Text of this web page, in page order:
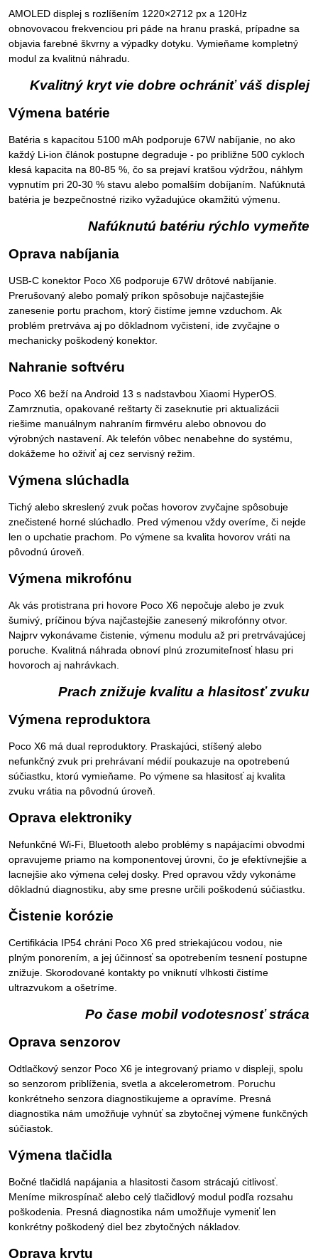
AMOLED displej s rozlíšením 1220×2712 px a 120Hz
obnovovacou frekvenciou pri páde na hranu praská, prípadne sa
objavia farebné škvrny a výpadky dotyku. Vymieňame kompletný
modul za kvalitnú náhradu.
Kvalitný kryt vie dobre ochrániť váš displej
Výmena batérie
Batéria s kapacitou 5100 mAh podporuje 67W nabíjanie, no ako
každý Li-ion článok postupne degraduje - po približne 500 cykloch
klesá kapacita na 80-85 %, čo sa prejaví kratšou výdržou, náhlym
vypnutím pri 20-30 % stavu alebo pomalším dobíjaním. Nafúknutá
batéria je bezpečnostné riziko vyžadujúce okamžitú výmenu.
Nafúknutú batériu rýchlo vymeňte
Oprava nabíjania
USB-C konektor Poco X6 podporuje 67W drôtové nabíjanie.
Prerušovaný alebo pomalý príkon spôsobuje najčastejšie
zanesenie portu prachom, ktorý čistíme jemne vzduchom. Ak
problém pretrváva aj po dôkladnom vyčistení, ide zvyčajne o
mechanicky poškodený konektor.
Nahranie softvéru
Poco X6 beží na Android 13 s nadstavbou Xiaomi HyperOS.
Zamrznutia, opakované reštarty či zaseknutie pri aktualizácii
riešime manuálnym nahraním firmvéru alebo obnovou do
výrobných nastavení. Ak telefón vôbec nenabehne do systému,
dokážeme ho oživiť aj cez servisný režim.
Výmena slúchadla
Tichý alebo skreslený zvuk počas hovorov zvyčajne spôsobuje
znečistené horné slúchadlo. Pred výmenou vždy overíme, či nejde
len o upchatie prachom. Po výmene sa kvalita hovorov vráti na
pôvodnú úroveň.
Výmena mikrofónu
Ak vás protistrana pri hovore Poco X6 nepočuje alebo je zvuk
šumivý, príčinou býva najčastejšie zanesený mikrofónny otvor.
Najprv vykonávame čistenie, výmenu modulu až pri pretrvávajúcej
poruche. Kvalitná náhrada obnoví plnú zrozumiteľnosť hlasu pri
hovoroch aj nahrávkach.
Prach znižuje kvalitu a hlasitosť zvuku
Výmena reproduktora
Poco X6 má dual reproduktory. Praskajúci, stíšený alebo
nefunkčný zvuk pri prehrávaní médií poukazuje na opotrebenú
súčiastku, ktorú vymieňame. Po výmene sa hlasitosť aj kvalita
zvuku vrátia na pôvodnú úroveň.
Oprava elektroniky
Nefunkčné Wi-Fi, Bluetooth alebo problémy s napájacími obvodmi
opravujeme priamo na komponentovej úrovni, čo je efektívnejšie a
lacnejšie ako výmena celej dosky. Pred opravou vždy vykonáme
dôkladnú diagnostiku, aby sme presne určili poškodenú súčiastku.
Čistenie korózie
Certifikácia IP54 chráni Poco X6 pred striekajúcou vodou, nie
plným ponorením, a jej účinnosť sa opotrebením tesnení postupne
znižuje. Skorodované kontakty po vniknutí vlhkosti čistíme
ultrazvukom a ošetríme.
Po čase mobil vodotesnosť stráca
Oprava senzorov
Odtlačkový senzor Poco X6 je integrovaný priamo v displeji, spolu
so senzorom priblíženia, svetla a akcelerometrom. Poruchu
konkrétneho senzora diagnostikujeme a opravíme. Presná
diagnostika nám umožňuje vyhnúť sa zbytočnej výmene funkčných
súčiastok.
Výmena tlačidla
Bočné tlačidlá napájania a hlasitosti časom strácajú citlivosť.
Meníme mikrospínač alebo celý tlačidlový modul podľa rozsahu
poškodenia. Presná diagnostika nám umožňuje vymeniť len
konkrétny poškodený diel bez zbytočných nákladov.
Oprava krytu